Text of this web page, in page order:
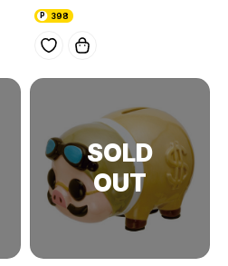
398